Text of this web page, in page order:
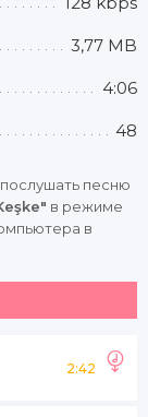
3,77 MB
4:06
48
песню
в режиме
в
2:42